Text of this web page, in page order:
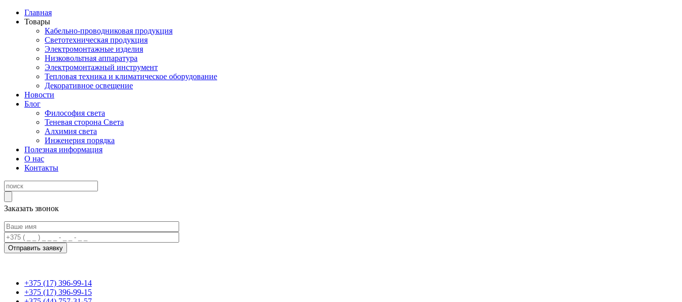
Главная
Товары
Кабельно-проводниковая продукция
Светотехническая продукция
Электромонтажные изделия
Низковольтная аппаратура
Электромонтажный инструмент
Тепловая техника и климатическое оборудование
Декоративное освещение
Новости
Блог
Философия света
Теневая сторона Света
Алхимия света
Инженерия порядка
Полезная информация
О нас
Контакты
Заказать звонок
+375 (17) 396-99-14
+375 (17) 396-99-15